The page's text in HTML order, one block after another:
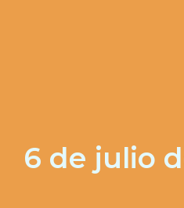
6 de julio